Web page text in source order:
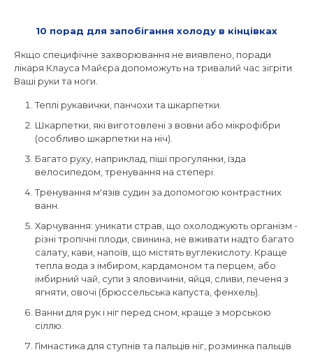
10 порад для запобігання холоду в кінцівках
Якщо специфічне захворювання не виявлено, поради
лікаря Клауса Майєра допоможуть на тривалий час зігріти
Ваші руки та ноги.
Теплі рукавички, панчохи та шкарпетки.
Шкарпетки, які виготовлені з вовни або мікрофібри
(особливо шкарпетки на ніч).
Багато руху, наприклад, піші прогулянки, їзда
велосипедом, тренування на степері.
Тренування м'язів судин за допомогою контрастних
ванн.
Харчування: уникати страв, що охолоджують організм -
різні тропічні плоди, свинина, не вживати надто багато
салату, кави, напоїв, що містять вуглекислоту. Краще
тепла вода з імбиром, кардамоном та перцем, або
імбирний чай, супи з яловичини, яйця, сливи, печеня з
ягняти, овочі (брюссельська капуста, фенхель).
Ванни для рук і ніг перед сном, краще з морською
сіллю.
Гімнастика для ступнів та пальців ніг, розминка пальців